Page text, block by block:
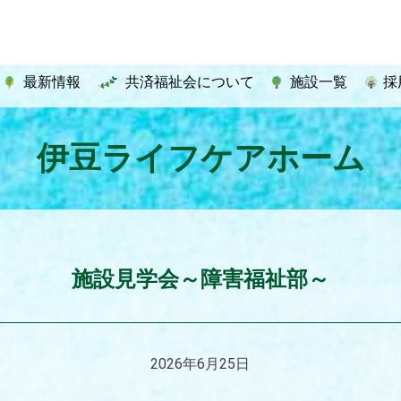
最新情報 共済福祉会について 施設一覧 採
伊豆ライフケアホーム
施設見学会～障害福祉部～
2026年6月25日